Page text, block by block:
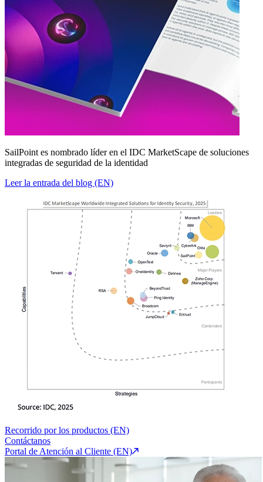
SailPoint es nombrado líder en el IDC MarketScape de soluciones
integradas de seguridad de la identidad
Leer la entrada del blog (EN)
Recorrido por los productos (EN)
Contáctanos
Portal de Atención al Cliente (EN)